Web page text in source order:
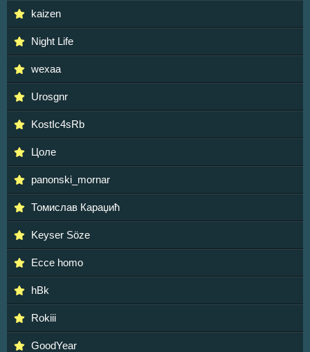
kaizen
Night Life
wexaa
Urosgnr
KostIc4sRb
Цоле
panonski_mornar
Томислав Караџић
Keyser Söze
Ecce homo
hBk
Rokiii
GoodYear